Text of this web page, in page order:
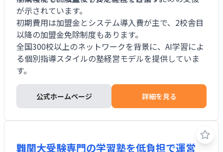
が示されています。
初期費用は加盟金とシステム導入費が主で、2校舎目
以降の加盟金免除制度もあります。
全国300校以上のネットワークを背景に、AI学習によ
る個別指導スタイルの塾経営モデルを提供していま
す。
公式ホームページ 詳細を見る
難関大受験専門の学習塾を低負担で運営